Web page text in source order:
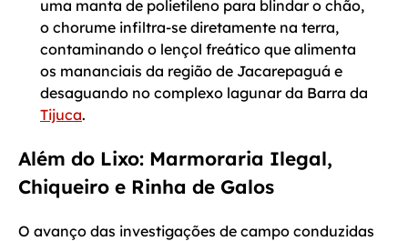
uma manta de polietileno para blindar o chão,
o chorume infiltra-se diretamente na terra,
contaminando o lençol freático que alimenta
os mananciais da região de Jacarepaguá e
desaguando no complexo lagunar da Barra da
Tijuca.
Além do Lixo: Marmoraria Ilegal,
Chiqueiro e Rinha de Galos
O avanço das investigações de campo conduzidas